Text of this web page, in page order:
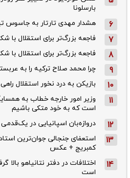
بارسلونا
6 هشدار مهدی تارتار به جاسوس
7 فاجعه بزرگ‌تر برای استقلال با
8 فاجعه بزرگ‌تر برای استقلال با
9 چرا محمد صلاح ترکیه را به
10 بازیکن به درد نخور استقلال
11
وزیر امور خارجه خطاب به
است که به خود متکی باشیم
12 دروازه‌بان اسپانیایی در
13
استعفای جنجالی جوان‌ترین
کمبریج + عکس
14
اختلافات در دفتر نتانیاهو
است